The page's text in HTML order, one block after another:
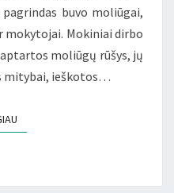
buvo moliūgai,
mokytojai. Mokiniai dirbo
moliūgų rūšys, jų
mitybai, ieškotos…